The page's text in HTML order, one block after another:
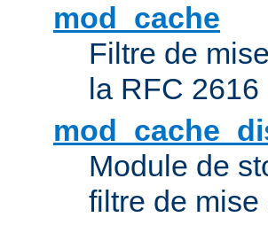
mod_cache
Filtre de
la RFC 2616
Module de
filtre de